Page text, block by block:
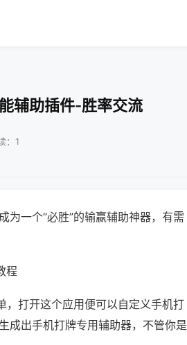
辅助插件-胜率交流
：1
为一个“必胜”的输赢辅助神器，有需
程
，打开这个应用便可以自定义手机打
成出手机打牌专用辅助器，不管你是